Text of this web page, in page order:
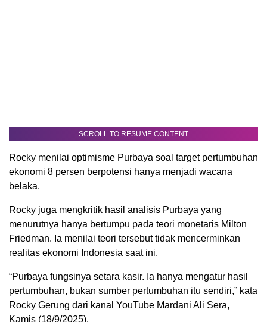
SCROLL TO RESUME CONTENT
Rocky menilai optimisme Purbaya soal target pertumbuhan
ekonomi 8 persen berpotensi hanya menjadi wacana
belaka.
Rocky juga mengkritik hasil analisis Purbaya yang
menurutnya hanya bertumpu pada teori monetaris Milton
Friedman. Ia menilai teori tersebut tidak mencerminkan
realitas ekonomi Indonesia saat ini.
“Purbaya fungsinya setara kasir. Ia hanya mengatur hasil
pertumbuhan, bukan sumber pertumbuhan itu sendiri,” kata
Rocky Gerung dari kanal YouTube Mardani Ali Sera,
Kamis (18/9/2025).